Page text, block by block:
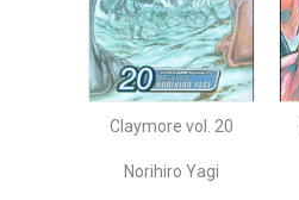
Claymore vol. 20
Norihiro Yagi